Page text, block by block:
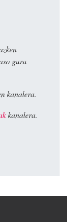
gura
kanalera.
kanalera.